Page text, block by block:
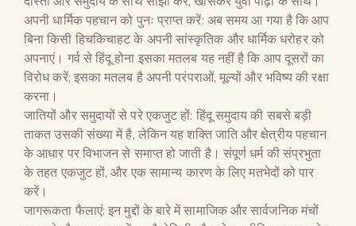
अपनी धार्मिक पहचान को पुनः प्राप्त करें: अब समय आ गया है कि आप
बिना किसी हिचकिचाहट के अपनी सांस्कृतिक और धार्मिक धरोहर को
अपनाएं। गर्व से हिंदू होना इसका मतलब यह नहीं है कि आप दूसरों का
विरोध करें; इसका मतलब है अपनी परंपराओं, मूल्यों और भविष्य की रक्षा
करना।
जातियों और समुदायों से परे एकजुट हों: हिंदू समुदाय की सबसे बड़ी
ताकत उसकी संख्या में है, लेकिन यह शक्ति जाति और क्षेत्रीय पहचान
के आधार पर विभाजन से समाप्त हो जाती है। संपूर्ण धर्म की संप्रभुता
के तहत एकजुट हों, और एक सामान्य कारण के लिए मतभेदों को पार
करें।
जागरूकता फैलाएं: इन मुद्दों के बारे में सामाजिक और सार्वजनिक मंचों